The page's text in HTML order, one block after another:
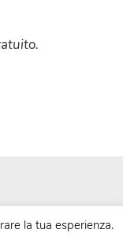
la tua esperienza.